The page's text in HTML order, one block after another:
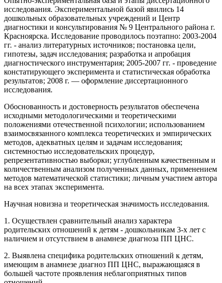
исследования. Экспериментальной базой явились 14
дошкольных образовательных учреждений и Центр
диагностики и консультирования № 9 Центрального района г.
Красноярска. Исследование проводилось поэтапно: 2003-2004
гг. - анализ литературных источников; постановка цели,
гипотезы, задач исследования; разработка и апробация
диагностического инструментария; 2005-2007 гг. - проведение
констатирующего эксперимента и статистическая обработка
результатов; 2008 г. — оформление диссертационного
исследования.
Обоснованность и достоверность результатов обеспечена
исходными методологическими и теоретическими
положениями отечественной психологии; использованием
взаимосвязанного комплекса теоретических и эмпирических
методов, адекватных целям и задачам исследования;
системностью исследовательских процедур,
репрезентативностью выборки; углубленным качественным и
количественным анализом полученных данных, применением
методов математической статистики; личным участием автора
на всех этапах эксперимента.
Научная новизна и теоретическая значимость исследования.
1. Осуществлен сравнительный анализ характера
родительских отношений к детям - дошкольникам 3-х лет с
наличием и отсутствием в анамнезе диагноза ПП ЦНС.
2. Выявлена специфика родительских отношений к детям,
имеющим в анамнезе диагноз ПП ЦНС, выражающаяся в
большей частоте проявления неблагоприятных типов